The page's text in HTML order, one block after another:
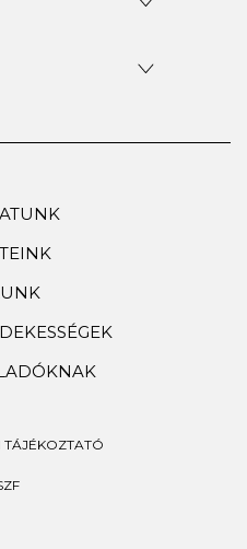
TÁJÉKOZTATÓ